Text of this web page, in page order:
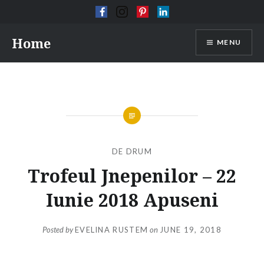
content
Home MENU
DE DRUM
Trofeul Jnepenilor – 22
Iunie 2018 Apuseni
Posted byEVELINA RUSTEM on JUNE 19, 2018